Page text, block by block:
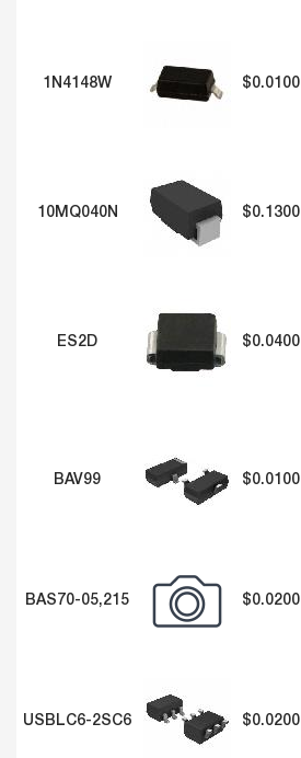
1N4148W $0.0100
10MQ040N $0.1300
ES2D $0.0400
BAV99 $0.0100
BAS70-05,215 $0.0200
USBLC6-2SC6 $0.0200